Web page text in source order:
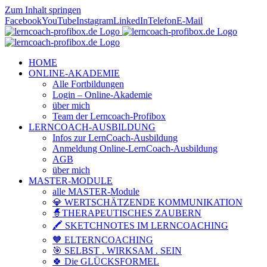
Zum Inhalt springen
FacebookYouTubeInstagramLinkedInTelefonE-Mail
HOME
ONLINE-AKADEMIE
Alle Fortbildungen
Login – Online-Akademie
über mich
Team der Lerncoach-Profibox
LERNCOACH-AUSBILDUNG
Infos zur LernCoach-Ausbildung
Anmeldung Online-LernCoach-Ausbildung
AGB
über mich
MASTER-MODULE
alle MASTER-Module
💎 WERTSCHÄTZENDE KOMMUNIKATION
🧙THERAPEUTISCHES ZAUBERN
🖍️ SKETCHNOTES IM LERNCOACHING
🧡 ELTERNCOACHING
🎯 SELBST . WIRKSAM . SEIN
🍀 Die GLÜCKSFORMEL